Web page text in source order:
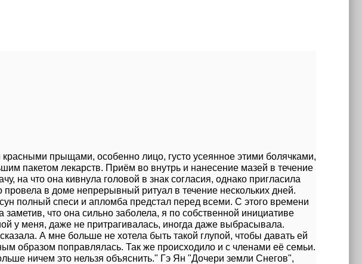
прыщами, особенно лицо, густо усеянное этими болячками,
пакетом лекарств. Приём во внутрь и нанесение мазей в течение
на что она кивнула головой в знак согласия, однако пригласила
в доме непрерывный ритуал в течение нескольких дней.
полный спеси и апломба предстал перед всеми. С этого времени
что она сильно заболела, я по собственной инициативе
у меня, даже не притрагивалась, иногда даже выбрасывала.
А мне больше не хотела быть такой глупой, чтобы давать ей
образом поправлялась. Так же происходило и с членами её семьи.
ничем это нельзя объяснить." Гэ Ян "Дочери земли Снегов",